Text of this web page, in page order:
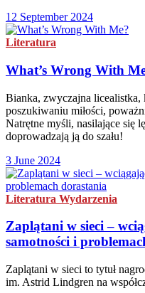
12 September 2024
Literatura
What’s Wrong With
Bianka, zwyczajna licealistka,
poszukiwaniu miłości,
Natrętne myśli, nasilające się
doprowadzają ją do szału!
3 June 2024
Literatura Wydarzenia
Zaplątani w sieci –
samotności i
Zaplątani w sieci to tytuł
im. Astrid Lindgren na